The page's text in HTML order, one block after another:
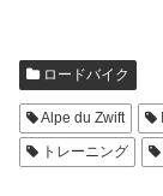
ロードバイク
Alpe du Zwift
トレーニング